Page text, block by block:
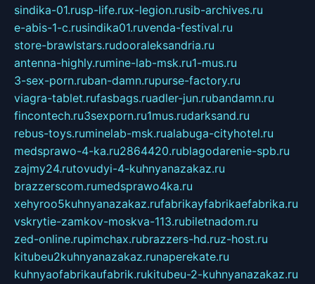
sindika-01.rusp-life.rux-legion.rusib-archives.ru
e-abis-1-c.rusindika01.ruvenda-festival.ru
store-brawlstars.rudooraleksandria.ru
antenna-highly.rumine-lab-msk.ru1-mus.ru
3-sex-porn.ruban-damn.rupurse-factory.ru
viagra-tablet.rufasbags.ruadler-jun.rubandamn.ru
fincontech.ru3sexporn.ru1mus.rudarksand.ru
rebus-toys.ruminelab-msk.rualabuga-cityhotel.ru
medsprawo-4-ka.ru2864420.rublagodarenie-spb.ru
zajmy24.rutovudyi-4-kuhnyanazakaz.ru
brazzerscom.rumedsprawo4ka.ru
xehyroo5kuhnyanazakaz.rufabrikayfabrikaefabrika.ru
vskrytie-zamkov-moskva-113.rubiletnadom.ru
zed-online.rupimchax.rubrazzers-hd.ruz-host.ru
kitubeu2kuhnyanazakaz.runaperekate.ru
kuhnyaofabrikaufabrik.rukitubeu-2-kuhnyanazakaz.ru